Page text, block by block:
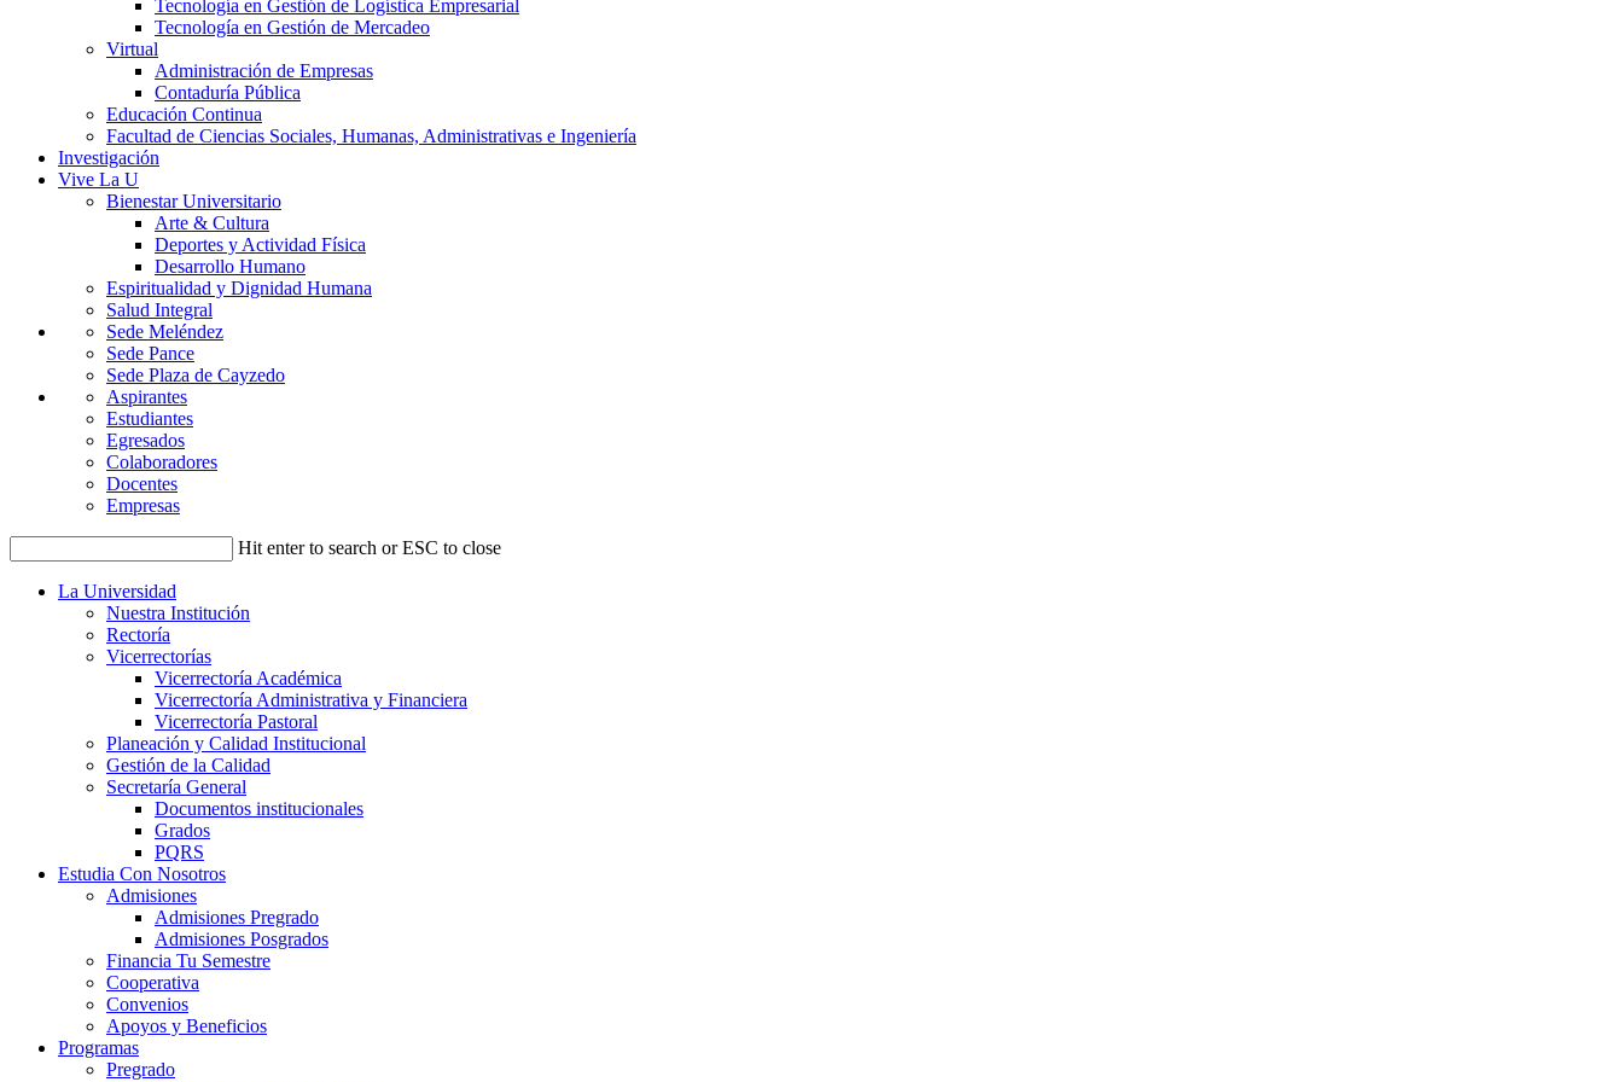
Tecnología en Gestión de Logística Empresarial
Tecnología en Gestión de Mercadeo
Virtual
Administración de Empresas
Contaduría Pública
Educación Continua
Facultad de Ciencias Sociales, Humanas, Administrativas e Ingeniería
Investigación
Vive La U
Bienestar Universitario
Arte & Cultura
Deportes y Actividad Física
Desarrollo Humano
Espiritualidad y Dignidad Humana
Salud Integral
Sede Meléndez
Sede Pance
Sede Plaza de Cayzedo
Aspirantes
Estudiantes
Egresados
Colaboradores
Docentes
Empresas
Hit enter to search or ESC to close
La Universidad
Nuestra Institución
Rectoría
Vicerrectorías
Vicerrectoría Académica
Vicerrectoría Administrativa y Financiera
Vicerrectoría Pastoral
Planeación y Calidad Institucional
Gestión de la Calidad
Secretaría General
Documentos institucionales
Grados
PQRS
Estudia Con Nosotros
Admisiones
Admisiones Pregrado
Admisiones Posgrados
Financia Tu Semestre
Cooperativa
Convenios
Apoyos y Beneficios
Programas
Pregrado